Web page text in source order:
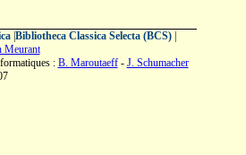
| Bibliotheca Classica Selecta (BCS)|
Meurant
: B. Maroutaeff- J. Schumacher